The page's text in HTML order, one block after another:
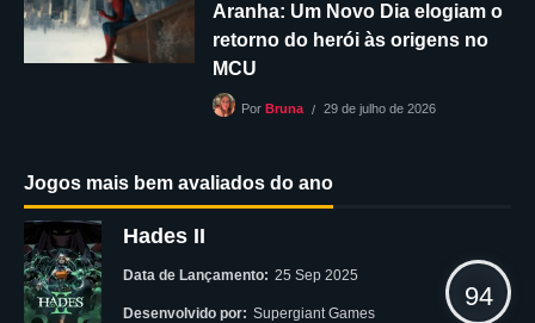
Aranha: Um Novo Dia elogiam o
retorno do herói às origens no
MCU
Por Bruna 29 de julho de 2026
Jogos mais bem avaliados do ano
Hades II
Data de Lançamento: 25 Sep 2025
Desenvolvido por: Supergiant Games
94